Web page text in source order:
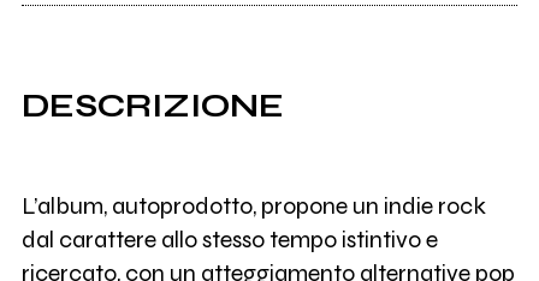
DESCRIZIONE
L’album, autoprodotto, propone un indie rock
dal carattere allo stesso tempo istintivo e
ricercato, con un atteggiamento alternative pop